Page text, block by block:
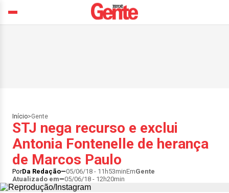
Início>Gente
STJ nega recurso e exclui
Antonia Fontenelle de herança
de Marcos Paulo
PorDa Redação 05/06/18 - 11h53minEmGente
Atualizado em
05/06/18 - 12h20min